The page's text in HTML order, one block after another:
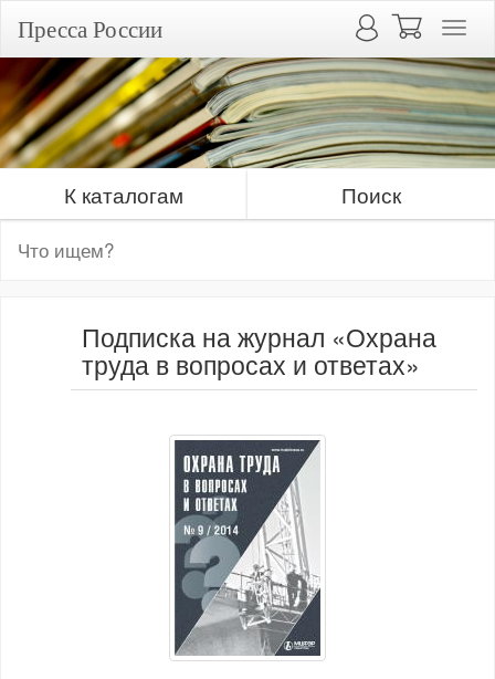
Пресса России
К каталогам Поиск
Подписка на журнал «Охрана
труда в вопросах и ответах»